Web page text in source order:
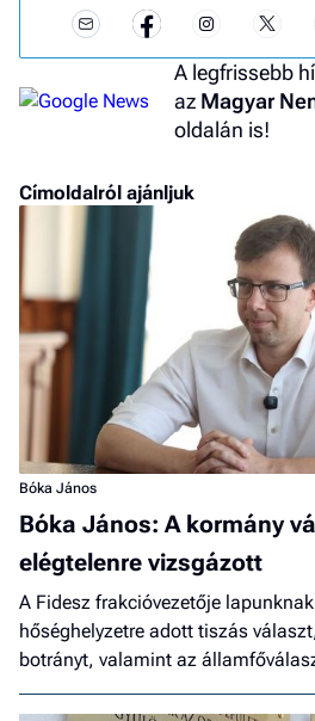
A legfrissebb
az Magyar
oldalán is!
Címoldalról ajánljuk
Bóka János
Bóka János: A kormány
elégtelenre vizsgázott
A Fidesz frakcióvezetője
hőséghelyzetre adott tiszás
botrányt, valamint az